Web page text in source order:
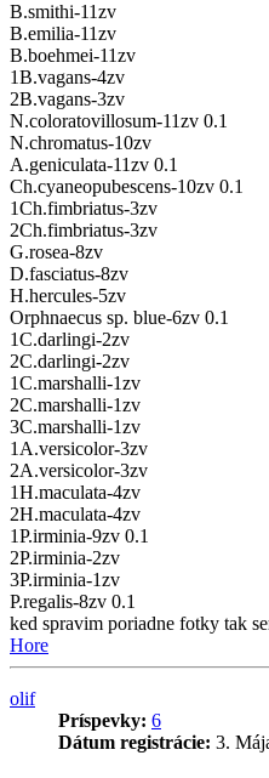
B.smithi-11zv
B.emilia-11zv
B.boehmei-11zv
1B.vagans-4zv
2B.vagans-3zv
N.coloratovillosum-11zv 0.1
N.chromatus-10zv
A.geniculata-11zv 0.1
Ch.cyaneopubescens-10zv 0.1
1Ch.fimbriatus-3zv
2Ch.fimbriatus-3zv
G.rosea-8zv
D.fasciatus-8zv
H.hercules-5zv
Orphnaecus sp. blue-6zv 0.1
1C.darlingi-2zv
2C.darlingi-2zv
1C.marshalli-1zv
2C.marshalli-1zv
3C.marshalli-1zv
1A.versicolor-3zv
2A.versicolor-3zv
1H.maculata-4zv
2H.maculata-4zv
1P.irminia-9zv 0.1
2P.irminia-2zv
3P.irminia-1zv
P.regalis-8zv 0.1
ked spravim poriadne fotky tak
Hore
olif
Príspevky: 6
Dátum registrácie: 3.